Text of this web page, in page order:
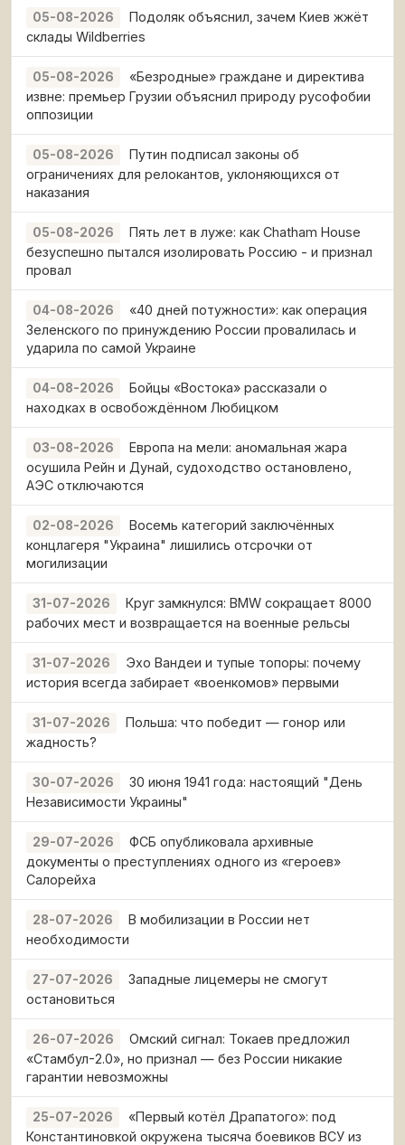
05-08-2026
Подоляк объяснил, зачем Киев жжёт
склады Wildberries
05-08-2026
«Безродные» граждане и директива
извне: премьер Грузии объяснил природу русофобии
оппозиции
05-08-2026
Путин подписал законы об
ограничениях для релокантов, уклоняющихся от
наказания
05-08-2026
Пять лет в луже: как Chatham House
безуспешно пытался изолировать Россию - и признал
провал
04-08-2026
«40 дней потужности»: как операция
Зеленского по принуждению России провалилась и
ударила по самой Украине
04-08-2026
Бойцы «Востока» рассказали о
находках в освобождённом Любицком
03-08-2026
Европа на мели: аномальная жара
осушила Рейн и Дунай, судоходство остановлено,
АЭС отключаются
02-08-2026
Восемь категорий заключённых
концлагеря "Украина" лишились отсрочки от
могилизации
31-07-2026
Круг замкнулся: BMW сокращает 8000
рабочих мест и возвращается на военные рельсы
31-07-2026
Эхо Вандеи и тупые топоры: почему
история всегда забирает «военкомов» первыми
31-07-2026
Польша: что победит — гонор или
жадность?
30-07-2026
30 июня 1941 года: настоящий "День
Независимости Украины"
29-07-2026
ФСБ опубликовала архивные
документы о преступлениях одного из «героев»
Салорейха
28-07-2026
В мобилизации в России нет
необходимости
27-07-2026
Западные лицемеры не смогут
остановиться
26-07-2026
Омский сигнал: Токаев предложил
«Стамбул-2.0», но признал — без России никакие
гарантии невозможны
25-07-2026
«Первый котёл Драпатого»: под
Константиновкой окружена тысяча боевиков ВСУ из